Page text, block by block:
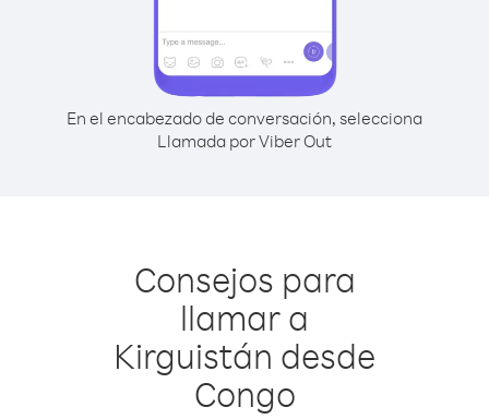
En el encabezado de conversación, selecciona
Llamada por Viber Out
Consejos para
llamar a
Kirguistán desde
Congo